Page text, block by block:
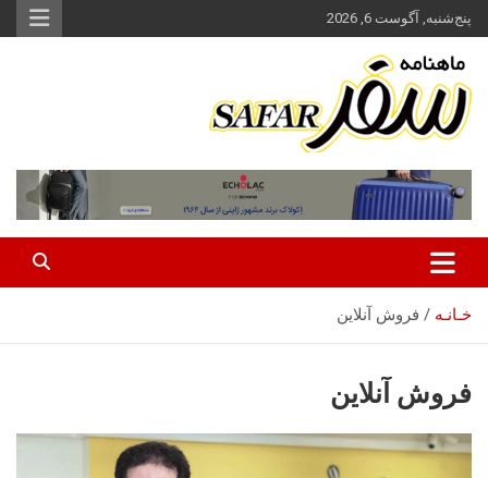
محتوا
بروید
پنج‌شنبه, آگوست 6, 2026
سفر آنلاین
خـانـه فروش آنلاین
فروش آنلاین